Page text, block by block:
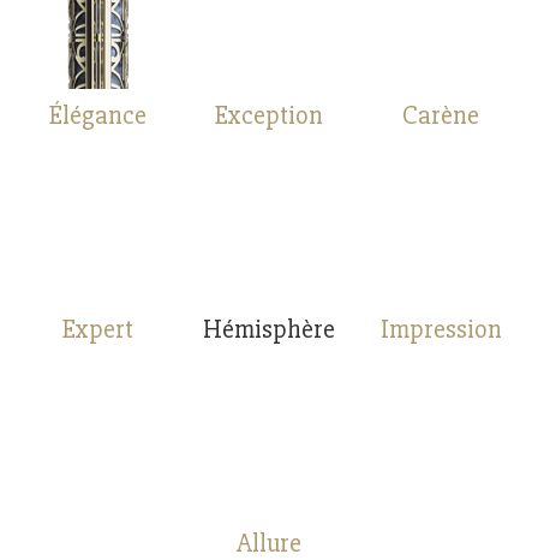
Élégance Exception Carène
Expert Hémisphère Impression
Allure